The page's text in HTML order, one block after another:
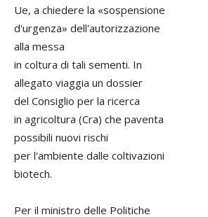
Ue, a chiedere la «sospensione
d'urgenza» dell'autorizzazione
alla messa
in coltura di tali sementi. In
allegato viaggia un dossier
del Consiglio per la ricerca
in agricoltura (Cra) che paventa
possibili nuovi rischi
per l'ambiente dalle coltivazioni
biotech.
Per il ministro delle Politiche